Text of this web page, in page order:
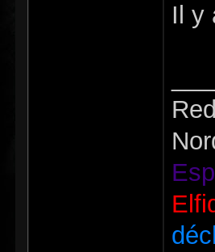
Il y